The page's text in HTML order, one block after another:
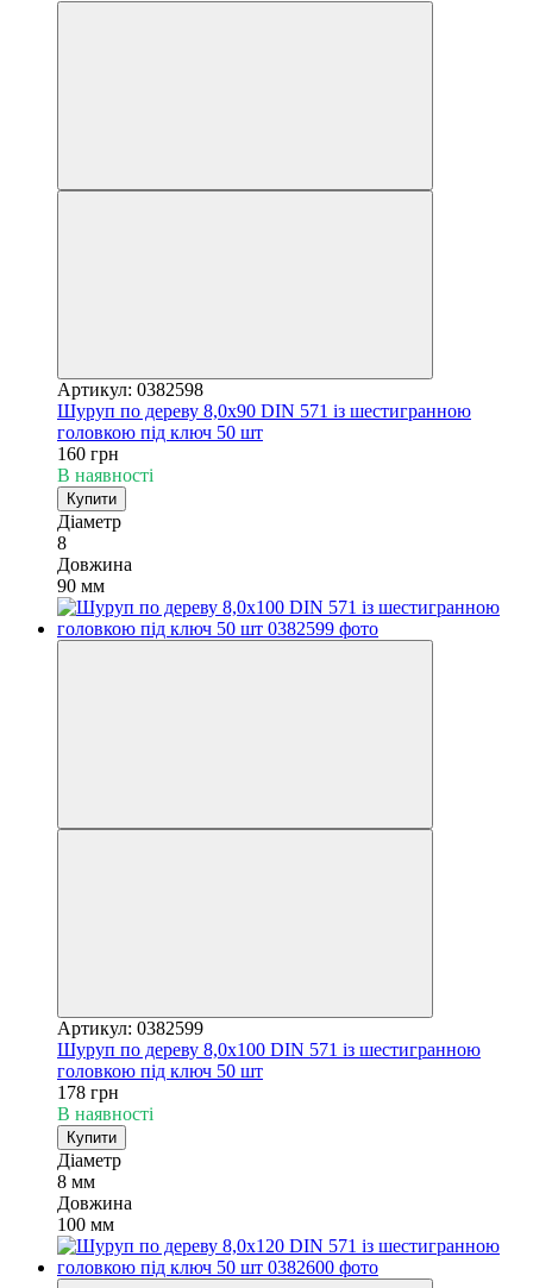
Артикул: 0382598
Шуруп по дереву 8,0х90 DIN 571 із шестигранною
головкою під ключ 50 шт
160 грн
В наявності
Купити
Діаметр
8
Довжина
90 мм
Артикул: 0382599
Шуруп по дереву 8,0х100 DIN 571 із шестигранною
головкою під ключ 50 шт
178 грн
В наявності
Купити
Діаметр
8 мм
Довжина
100 мм